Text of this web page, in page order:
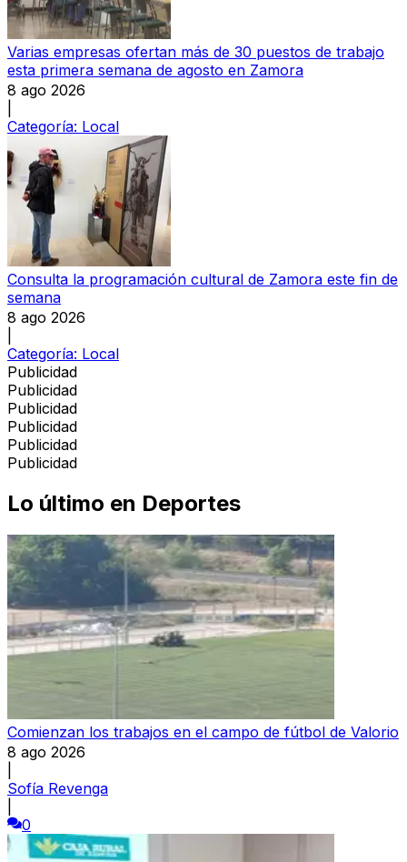
Varias empresas ofertan más de 30 puestos de trabajo
esta primera semana de agosto en Zamora
8 ago 2026
Categoría: Local
Consulta la programación cultural de Zamora este fin de
semana
8 ago 2026
Categoría: Local
Publicidad
Publicidad
Publicidad
Publicidad
Publicidad
Publicidad
Lo último en Deportes
Comienzan los trabajos en el campo de fútbol de Valorio
8 ago 2026
Sofía Revenga
0